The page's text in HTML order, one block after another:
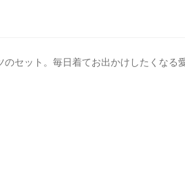
セット。毎日着てお出かけしたくなる